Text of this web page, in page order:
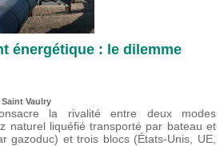
énergétique : le dilemme
Vaulry
la rivalité entre deux modes
naturel liquéfié transporté par bateau et
gazoduc) et trois blocs (États-Unis, UE,